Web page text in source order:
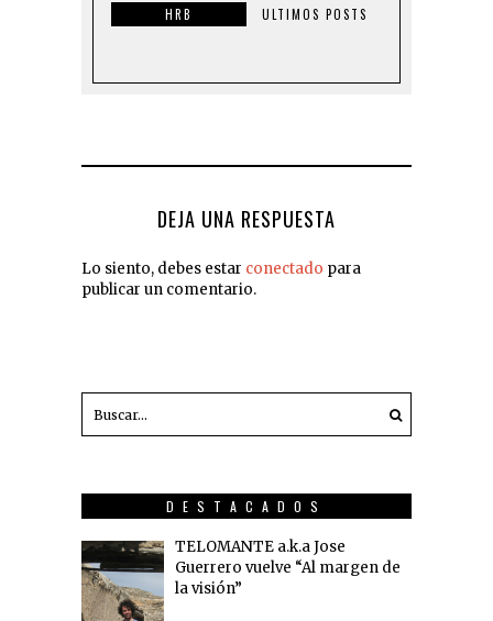
HRB ULTIMOS POSTS
DEJA UNA RESPUESTA
Lo siento, debes estar conectado para
publicar un comentario.
DESTACADOS
TELOMANTE a.k.a Jose
Guerrero vuelve “Al margen de
la visión”